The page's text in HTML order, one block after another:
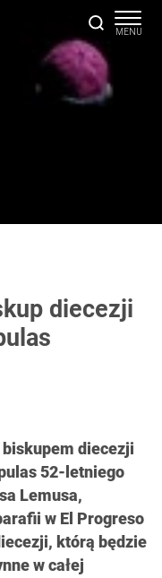
diecezji
biskupem diecezji
52-letniego
Lemusa,
w El Progreso
którą będzie
w całej